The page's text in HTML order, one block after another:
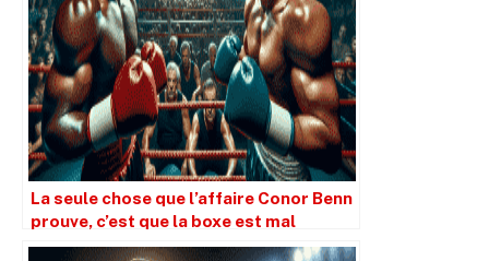
La seule chose que l’affaire Conor Benn
prouve, c’est que la boxe est mal
équipée pour gérer les tests positifs.